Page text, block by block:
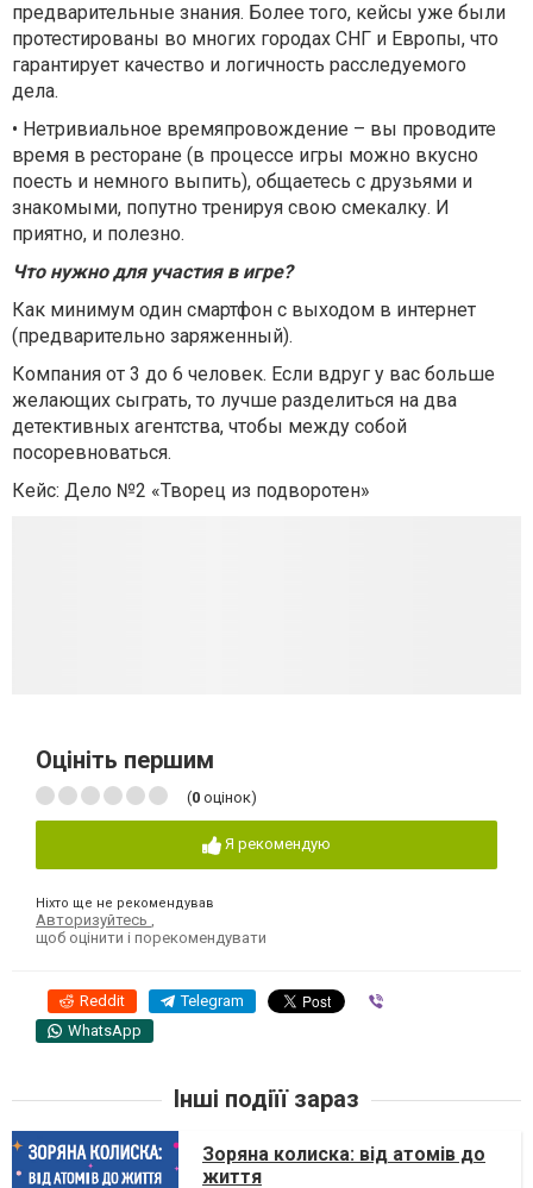
предварительные знания. Более того, кейсы уже были
протестированы во многих городах СНГ и Европы, что
гарантирует качество и логичность расследуемого
дела.
• Нетривиальное времяпровождение – вы проводите
время в ресторане (в процессе игры можно вкусно
поесть и немного выпить), общаетесь с друзьями и
знакомыми, попутно тренируя свою смекалку. И
приятно, и полезно.
Что нужно для участия в игре?
Как минимум один смартфон с выходом в интернет
(предварительно заряженный).
Компания от 3 до 6 человек. Если вдруг у вас больше
желающих сыграть, то лучше разделиться на два
детективных агентства, чтобы между собой
посоревноваться.
Кейс: Дело №2 «Творец из подворотен»
Оцініть першим
(0 оцінок)
Я рекомендую
Ніхто ще не рекомендував
Авторизуйтесь
щоб оцінити і порекомендувати
Reddit Telegram
WhatsApp
Інші подіїї зараз
Зоряна колиска: від атомів до
життя